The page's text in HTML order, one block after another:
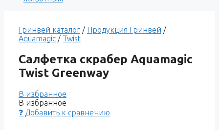
Гринвей каталог / Продукция Гринвей /
Aquamagic / Twist
Салфетка скрабер Aquamagic
Twist Greenway
В избранное
В избранное
❓ Добавить к сравнению